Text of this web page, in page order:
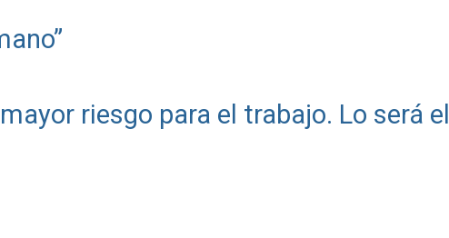
riesgo para el trabajo. Lo será el